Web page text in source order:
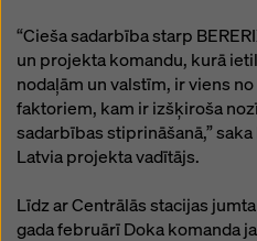
“Cieša sadarbība starp
un projekta komandu, kurā
nodaļām un valstīm, ir viens
faktoriem, kam ir izšķiroša
sadarbības stiprināšanā,” saka
Latvia projekta vadītājs.
Līdz ar Centrālās stacijas
gada februārī Doka komanda